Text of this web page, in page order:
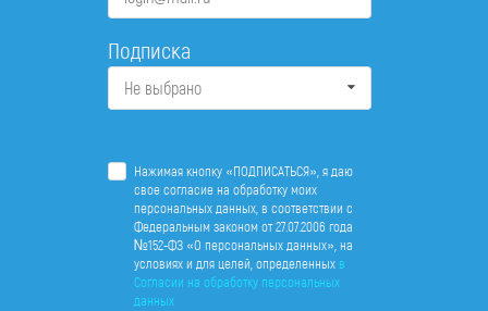
Подписка
Не выбрано
Нажимая кнопку «ПОДПИСАТЬСЯ», я даю
свое согласие на обработку моих
персональных данных, в соответствии с
Федеральным законом от 27.07.2006 года
№152-ФЗ «О персональных данных», на
условиях и для целей, определенных в
Согласии на обработку персональных
данных